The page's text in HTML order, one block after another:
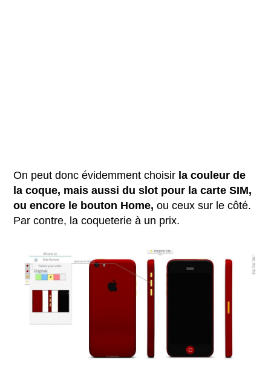
On peut donc évidemment choisir la couleur de
la coque, mais aussi du slot pour la carte SIM,
ou encore le bouton Home, ou ceux sur le côté.
Par contre, la coqueterie à un prix.